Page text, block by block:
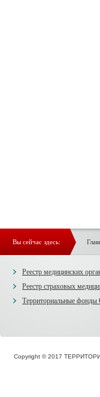
Вы сейчас здесь:
Реестр медицинских
Реестр страховых
Территориальные
Copyright © 2017